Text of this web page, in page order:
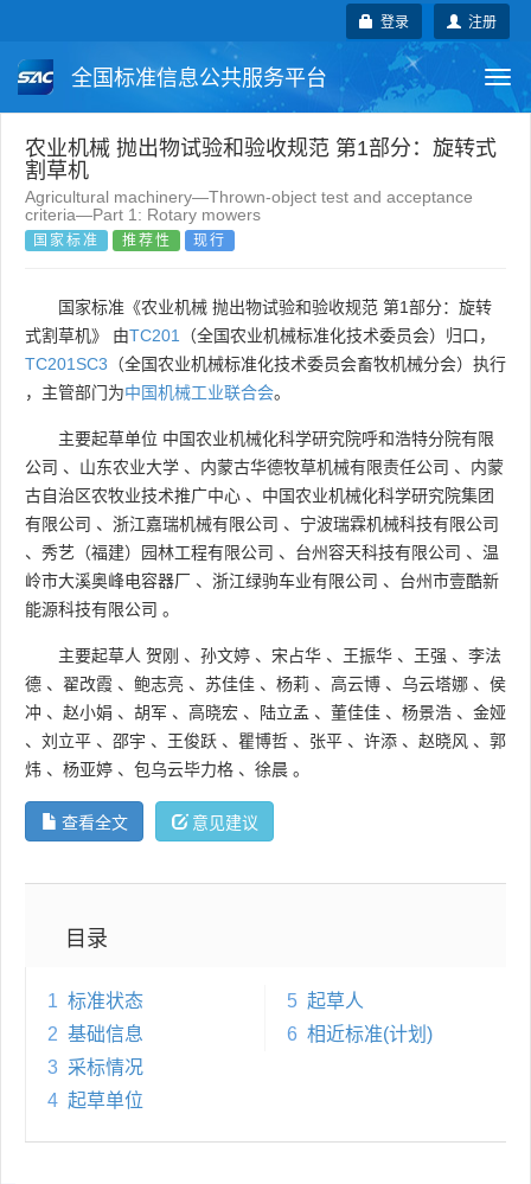
注册
登录
全国标准信息公共服务平台
国家标准 行业标准 地方标准
团体标准 企业标准 国际标准
农业机械 抛出物试验和验收规范 第1部分：旋转式
割草机
Agricultural machinery—Thrown-object test and acceptance
criteria—Part 1: Rotary mowers
国家标准 推荐性 现行
国家标准《农业机械 抛出物试验和验收规范 第1部分：旋转
式割草机》 由TC201
（全国农业机械标准化技术委员会）归口，
TC201SC3 （全国农业机械标准化技术委员会畜牧机械分会）执行
，主管部门为中国机械工业联合会。
主要起草单位 中国农业机械化科学研究院呼和浩特分院有限
公司 、 山东农业大学 、 内蒙古华德牧草机械有限责任公司 、 内蒙
古自治区农牧业技术推广中心 、 中国农业机械化科学研究院集团
有限公司 、 浙江嘉瑞机械有限公司 、 宁波瑞霖机械科技有限公司
、 秀艺（福建）园林工程有限公司 、 台州容天科技有限公司 、 温
岭市大溪奥峰电容器厂 、 浙江绿驹车业有限公司 、 台州市壹酷新
能源科技有限公司 。
主要起草人 贺刚 、 孙文婷 、 宋占华 、 王振华 、 王强 、 李法
德 、 翟改霞 、 鲍志亮 、 苏佳佳 、 杨莉 、 高云博 、 乌云塔娜 、 侯
冲 、 赵小娟 、 胡军 、 高晓宏 、 陆立孟 、 董佳佳 、 杨景浩 、 金娅
、 刘立平 、 邵宇 、 王俊跃 、 瞿博哲 、 张平 、 许添 、 赵晓风 、 郭
炜 、 杨亚婷 、 包乌云毕力格 、 徐晨 。
查看全文 意见建议
目录
1 标准状态
2 基础信息
3 采标情况
4 起草单位
5 起草人
6 相近标准(计划)